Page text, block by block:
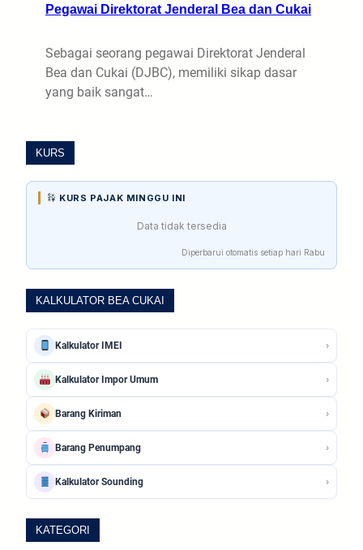
Pegawai Direktorat Jenderal Bea dan Cukai
Sebagai seorang pegawai Direktorat Jenderal
Bea dan Cukai (DJBC), memiliki sikap dasar
yang baik sangat…
KURS
KURS PAJAK MINGGU INI
Data tidak tersedia
Diperbarui otomatis setiap hari Rabu
KALKULATOR BEA CUKAI
Kalkulator IMEI ›
Kalkulator Impor Umum ›
Barang Kiriman ›
Barang Penumpang ›
Kalkulator Sounding ›
KATEGORI